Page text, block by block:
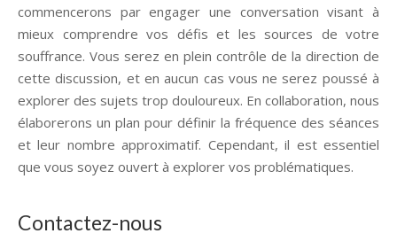
commencerons par engager une conversation visant à
mieux comprendre vos défis et les sources de votre
souffrance. Vous serez en plein contrôle de la direction de
cette discussion, et en aucun cas vous ne serez poussé à
explorer des sujets trop douloureux. En collaboration, nous
élaborerons un plan pour définir la fréquence des séances
et leur nombre approximatif. Cependant, il est essentiel
que vous soyez ouvert à explorer vos problématiques.
Contactez-nous